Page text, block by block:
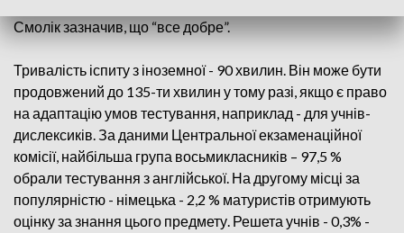
Смолік зазначив, що “все добре”.
Тривалість іспиту з іноземної - 90 хвилин. Він може бути
продовжений до 135-ти хвилин у тому разі, якщо є право
на адаптацію умов тестування, наприклад - для учнів-
дислексиків. За даними Центральної екзаменаційної
комісії, найбільша група восьмикласників – 97,5 %
обрали тестування з англійської. На другому місці за
популярністю - німецька - 2,2 % матуристів отримують
оцінку за знання цього предмету. Решета учнів - 0,3% -